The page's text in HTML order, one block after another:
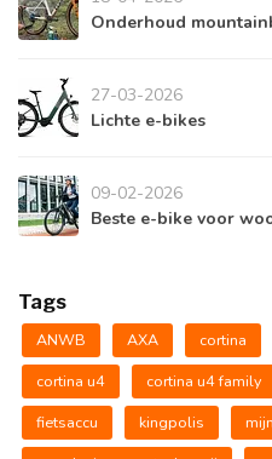
Onderhoud
27-03-2026
Lichte e-bikes
09-02-2026
Beste e-bike voor
Tags
ANWB AXA cortina
cortina u4
cortina u4 family
fietsaccu
kingpolis